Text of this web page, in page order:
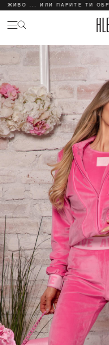
... ИЛИ ПАРИТЕ ТИ ОБРАТНО